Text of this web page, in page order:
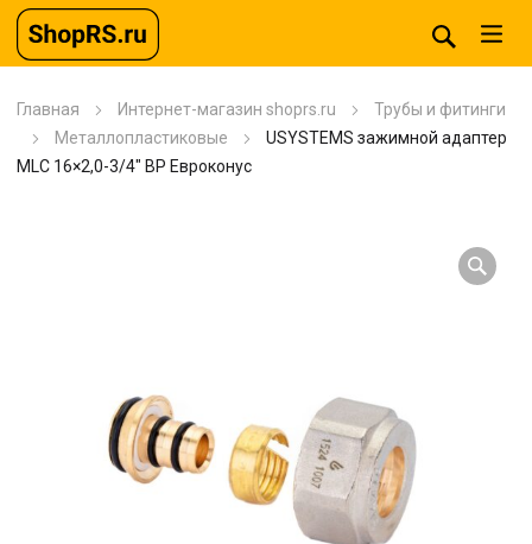
Главная Интернет-магазин shoprs.ru
Трубы и фитинги
Металлопластиковые
USYSTEMS зажимной адаптер
MLC 16×2,0-3/4″ ВР Евроконус